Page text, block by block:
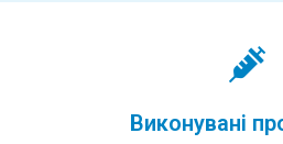
Виконувані